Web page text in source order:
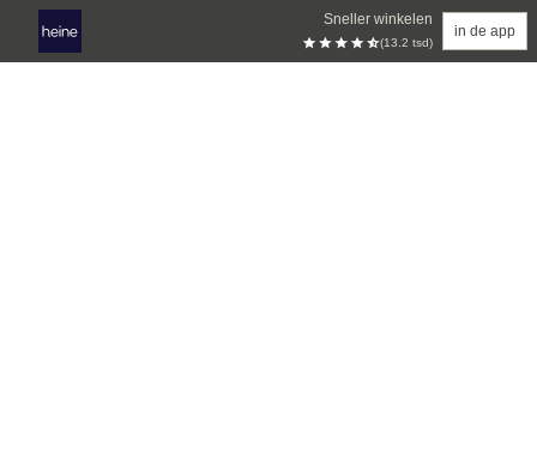
Sneller winkelen
(13.2 tsd)
in de app